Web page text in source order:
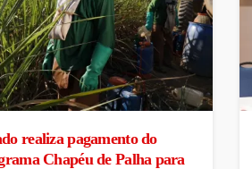
realiza pagamento do
Chapéu de Palha para